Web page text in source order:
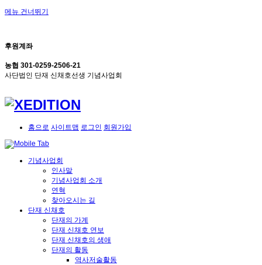
메뉴 건너뛰기
후원계좌
농협 301-0259-2506-21
사단법인 단재 신채호선생 기념사업회
홈으로 사이트맵 로그인 회원가입
기념사업회
인사말
기념사업회 소개
연혁
찾아오시는 길
단재 신채호
단재의 가계
단재 신채호 연보
단재 신채호의 생애
단재의 활동
역사저술활동